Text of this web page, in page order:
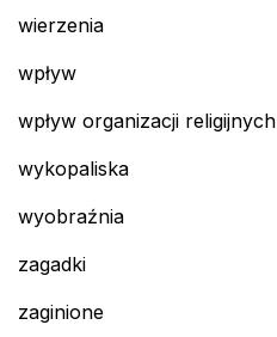
wierzenia
wpływ
wpływ organizacji religijnych
wykopaliska
wyobraźnia
zagadki
zaginione